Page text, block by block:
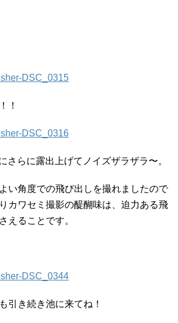
！
さらに露出上げてノイズザラザラ〜。
い角度での飛び出しを撮れましたので
カワセミ撮影の醍醐味は、迫力ある飛
えることです。
引き続き池に来てね！